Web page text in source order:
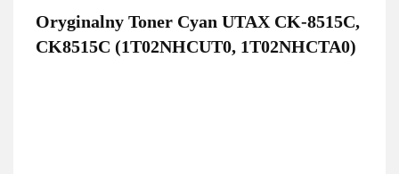
Oryginalny Toner Cyan UTAX CK-8515C,
CK8515C (1T02NHCUT0, 1T02NHCTA0)